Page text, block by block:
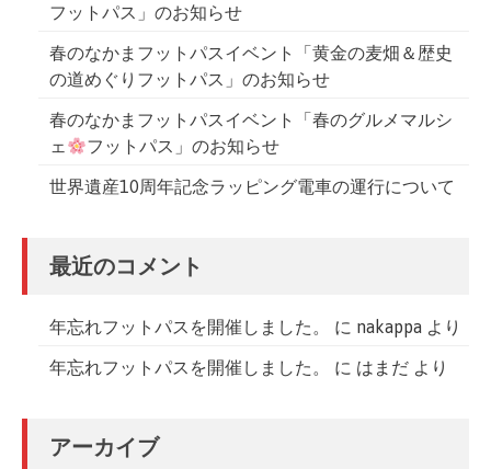
フットパス」のお知らせ
春のなかまフットパスイベント「黄金の麦畑＆歴史
の道めぐりフットパス」のお知らせ
春のなかまフットパスイベント「春のグルメマルシ
ェ
フットパス」のお知らせ
世界遺産10周年記念ラッピング電車の運行について
最近のコメント
年忘れフットパスを開催しました。 に nakappa より
年忘れフットパスを開催しました。 に はまだ より
アーカイブ